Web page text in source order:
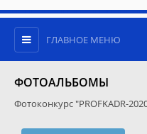
ГЛАВНОЕ МЕНЮ
ФОТОАЛЬБОМЫ
Фотоконкурс "PROFKADR-